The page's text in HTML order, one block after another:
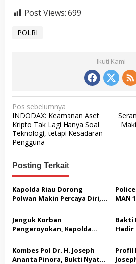
Post Views: 699
POLRI
Ikuti Kami
N
a
v
i
g
a
s
i
p
o
s
Pos sebelumnya
INDODAX: Keamanan Aset
Kripto Tak Lagi Hanya Soal
Teknologi, tetapi Kesadaran
Pengguna
Posting Terkait
Kapolda Riau Dorong
Polwan Makin Percaya Diri,
Public Speaking
MAN
dan
Jenguk Korban
Pengeroyokan, Kapolda
Hukum dalam Kasus Ini
Bakti
Hadir
Kombes Pol Dr. H. Joseph
Ananta Pinora, Bukti Nyata
Profil